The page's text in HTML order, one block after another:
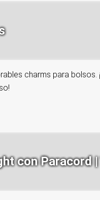
charms para
con Paracord